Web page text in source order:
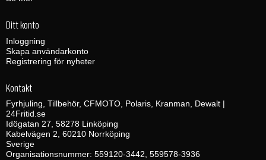
Ditt konto
Inloggning
Skapa användarkonto
Registrering för nyheter
Kontakt
Fyrhjuling, Tillbehör, CFMOTO, Polaris, Kranman, Dewalt |
24Fritid.se
Idögatan 27, 58278 Linköping
Kabelvägen 2, 60210 Norrköping
Sverige
Organisationsnummer: 559120-3442, 559578-3936